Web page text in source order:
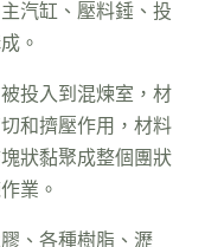
汽缸、壓料錘、投
。
投入到混煉室，材
和擠壓作用，材料
狀黏聚成整個團狀
業。
、各種樹脂、瀝